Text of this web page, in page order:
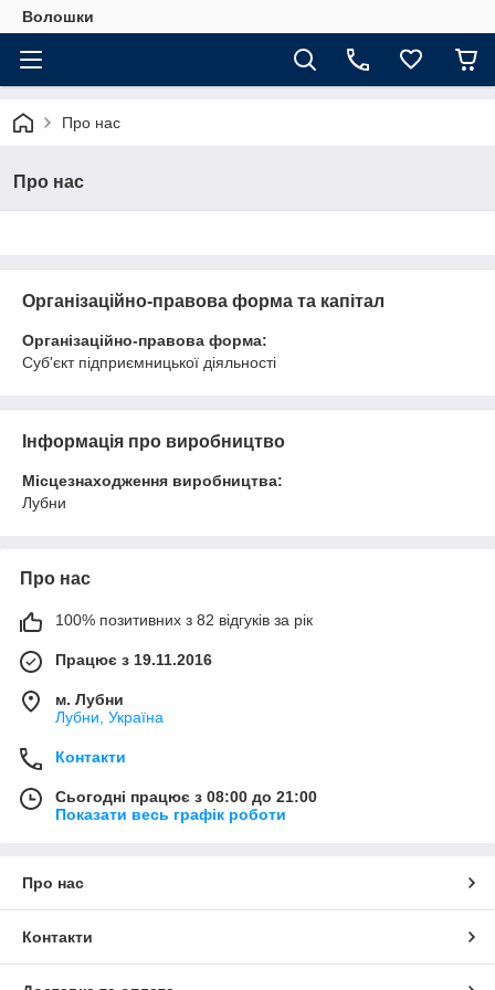
Волошки
Про нас
Про нас
Організаційно-правова форма та капітал
Організаційно-правова форма:
Суб'єкт підприємницької діяльності
Інформація про виробництво
Місцезнаходження виробництва:
Лубни
Про нас
100% позитивних з 82 відгуків за рік
Працює з 19.11.2016
м. Лубни
Лубни, Україна
Контакти
Сьогодні працює з 08:00 до 21:00
Показати весь графік роботи
Про нас
Контакти